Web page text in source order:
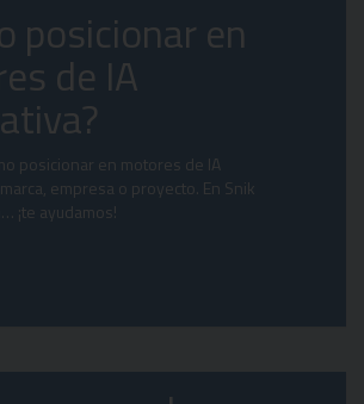
posicionar en
de IA
posicionar en motores de IA
empresa o proyecto. En Snik
¡te ayudamos!